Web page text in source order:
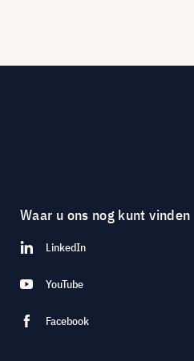
Waar u ons nog kunt vinden
LinkedIn
YouTube
Facebook